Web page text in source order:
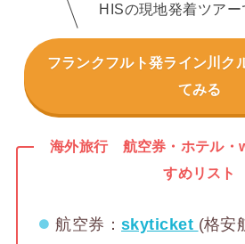
HISの現地発着ツアー
フランクフルト発ライン川ク
てみる
海外旅行 航空券・ホテル・
すめリスト
航空券：skyticket (格安